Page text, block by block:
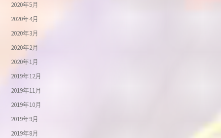
2020年5月
2020年4月
2020年3月
2020年2月
2020年1月
2019年12月
2019年11月
2019年10月
2019年9月
2019年8月